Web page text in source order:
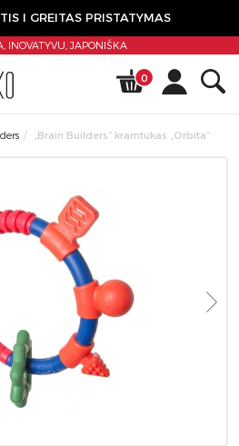
I GREITAS PRISTATYMAS
INOVATYVU,JAPONIŠKA
0
„Brain Builders” kramtukas „Orbita“